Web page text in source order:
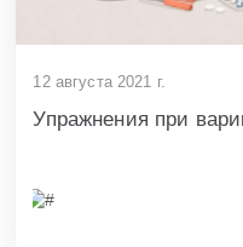
12 августа 2021 г.
Упражнения при